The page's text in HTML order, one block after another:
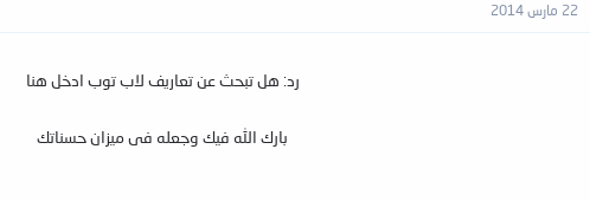
22 مارس 2014
رد: هل تبحث عن تعاريف لاب توب ادخل هنا
بارك الله فيك وجعله فى ميزان حسناتك